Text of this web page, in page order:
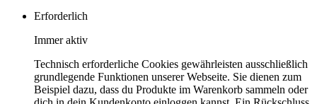
Erforderlich
Immer aktiv
Technisch erforderliche Cookies gewährleisten ausschließlich
grundlegende Funktionen unserer Webseite. Sie dienen zum
Beispiel dazu, dass du Produkte im Warenkorb sammeln oder